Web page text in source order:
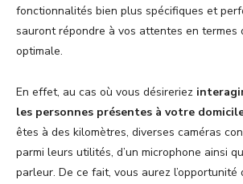
fonctionnalités bien plus spécifiques et
sauront répondre à vos attentes en termes
optimale.
En effet, au cas où vous désireriez
les personnes présentes à votre
êtes à des kilomètres, diverses caméras
parmi leurs utilités, d’un microphone ainsi
parleur. De ce fait, vous aurez l’opportunité